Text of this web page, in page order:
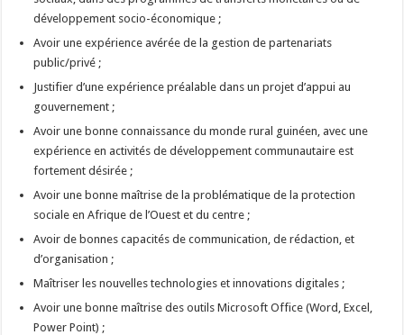
développement socio-économique ;
Avoir une expérience avérée de la gestion de partenariats
public/privé ;
Justifier d’une expérience préalable dans un projet d’appui au
gouvernement ;
Avoir une bonne connaissance du monde rural guinéen, avec une
expérience en activités de développement communautaire est
fortement désirée ;
Avoir une bonne maîtrise de la problématique de la protection
sociale en Afrique de l’Ouest et du centre ;
Avoir de bonnes capacités de communication, de rédaction, et
d’organisation ;
Maîtriser les nouvelles technologies et innovations digitales ;
Avoir une bonne maîtrise des outils Microsoft Office (Word, Excel,
Power Point) ;